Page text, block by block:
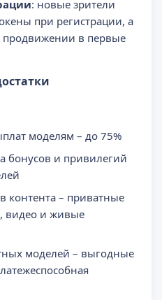
: новые зрители
при регистрации, а
в первые
моделям – до 75%
бонусов и привилегий
контента – приватные
видео и живые
моделей – выгодные